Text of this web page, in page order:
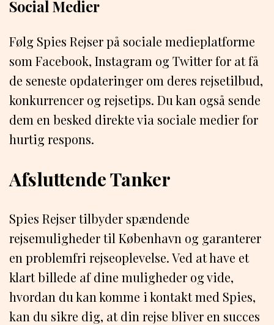
Social Medier
Følg Spies Rejser på sociale medieplatforme
som Facebook, Instagram og Twitter for at få
de seneste opdateringer om deres rejsetilbud,
konkurrencer og rejsetips. Du kan også sende
dem en besked direkte via sociale medier for
hurtig respons.
Afsluttende Tanker
Spies Rejser tilbyder spændende
rejsemuligheder til København og garanterer
en problemfri rejseoplevelse. Ved at have et
klart billede af dine muligheder og vide,
hvordan du kan komme i kontakt med Spies,
kan du sikre dig, at din rejse bliver en succes